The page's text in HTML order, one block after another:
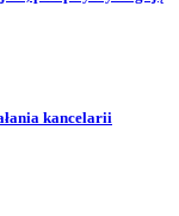
kancelarii